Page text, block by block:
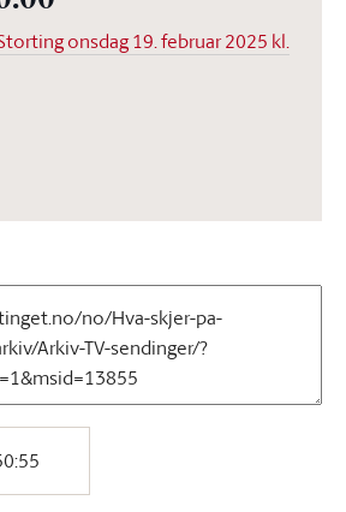
onsdag 19. februar 2025 kl.